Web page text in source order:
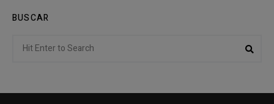
BUSCAR
for: